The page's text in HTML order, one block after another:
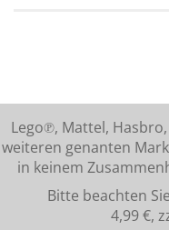
Lego℗, Mattel,
weiteren genanten
in keinem
Bitte beachten Sie
4,99 €,